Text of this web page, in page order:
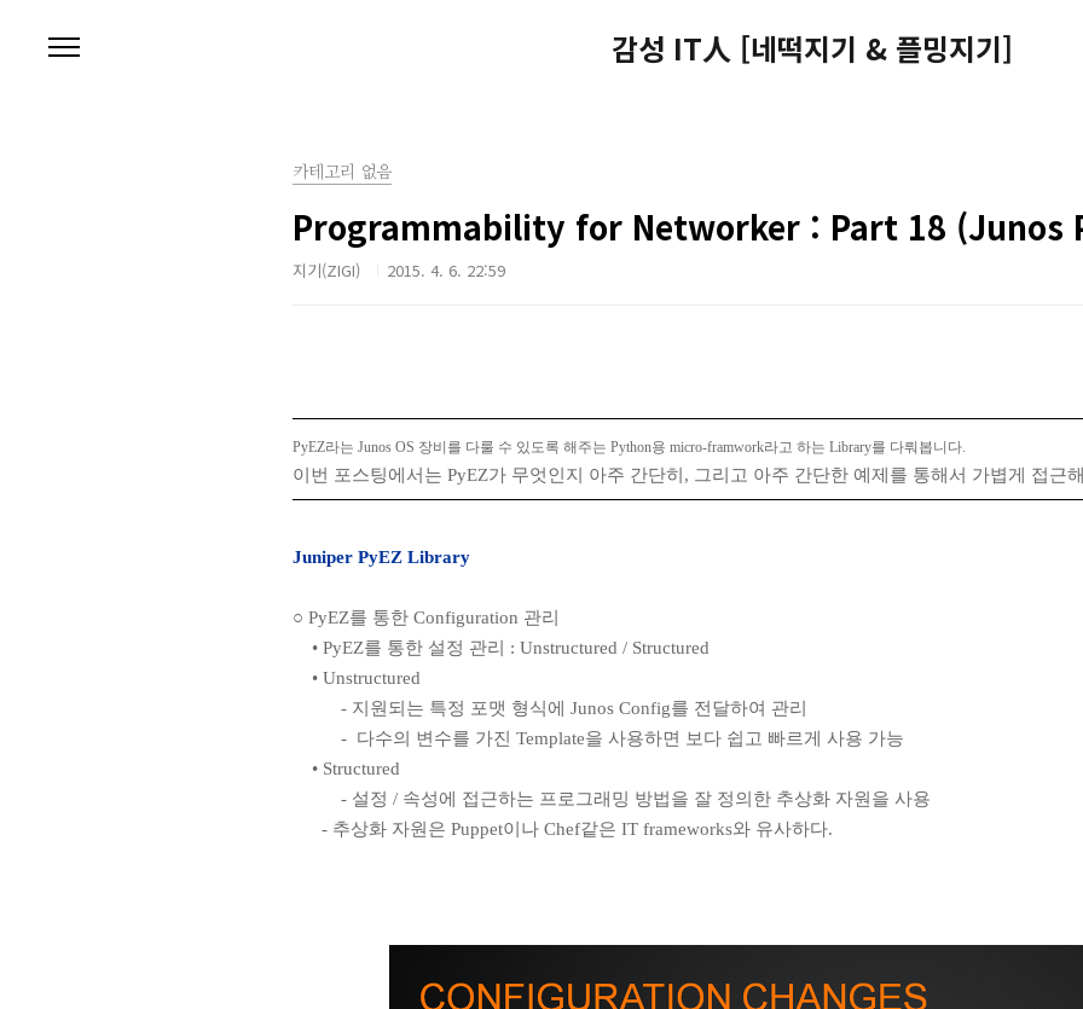
감성 IT人 [네떡지기 & 플밍지기]
카테고리 없음
Programmability for Networker : Part 18 (Junos
지기(ZIGI) 2015. 4. 6. 22:59
PyEZ라는 Junos OS 장비를 다룰 수 있도록 해주는 Python용 micro-framwork라고 하는 Library를 다뤄봅니다.
이번 포스팅에서는 PyEZ가 무엇인지 아주 간단히, 그리고 아주 간단한 예제를 통해서 가볍게 접근
Juniper PyEZ Library
○ PyEZ를 통한 Configuration 관리
• PyEZ를 통한 설정 관리 : Unstructured / Structured
• Unstructured
- 지원되는 특정 포맷 형식에 Junos Config를 전달하여 관리
- 다수의 변수를 가진 Template을 사용하면 보다 쉽고 빠르게 사용 가능
• Structured
- 설정 / 속성에 접근하는 프로그래밍 방법을 잘 정의한 추상화 자원을 사용
- 추상화 자원은 Puppet이나 Chef같은 IT frameworks와 유사하다.